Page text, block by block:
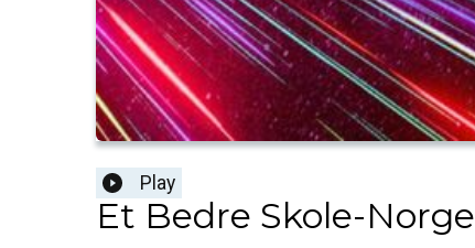
Play
Et Bedre Skole-Norge